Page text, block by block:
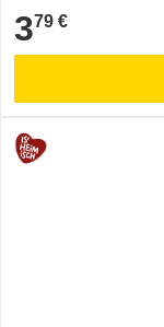
3,79 €
379 €